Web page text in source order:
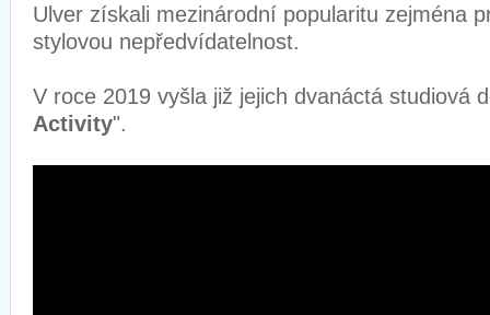
Ulver získali mezinárodní popularitu zejména
stylovou nepředvídatelnost.
V roce 2019 vyšla již jejich dvanáctá studiová
Activity".